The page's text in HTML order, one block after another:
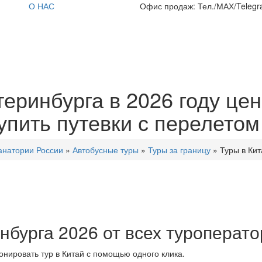
О НАС Офис продаж: Тел./МАХ/
в 2026 году
путевки с
России » Автобусные туры » Туры за границу » Туры в
2026 от всех
тур в Китай с помощью одного клика.